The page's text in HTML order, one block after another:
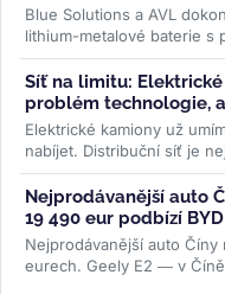
Blue Solutions a AVL
lithium-metalové baterie s
bez šíření tepelné...>>
Síť na limitu:
problém technologie,
Elektrické kamiony už
nabíjet. Distribuční síť je
dopravy....>>
Nejprodávanější auto
19 490 eur podbízí
Nejprodávanější auto
eurech. Geely E2 — v